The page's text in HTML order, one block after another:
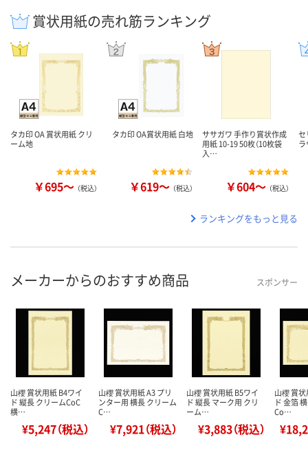
賞状用紙の売れ筋ランキング
タカ印 OA 賞状用紙 クリ
ーム地
￥695～ （税込）
タカ印 OA賞状用紙 白地
￥619～ （税込）
ササガワ 手作り賞状作成
用紙 10-19 50枚（10枚袋
入…
￥604～ （税込）
ランキングをもっと見る
メーカーからのおすすめ商品 スポンサー
山櫻 賞状用紙 B4ワイ
ド 縦長 クリームCoC
横…
¥5,247（税込）
山櫻 賞状用紙 A3 プリ
ンター用 横長 クリーム
C…
¥7,921（税込）
山櫻 賞状用紙 B5ワイ
ド 縦長 マーク用 クリ
ーム…
¥3,883（税込）
山櫻 賞
ド 金箔
Co…